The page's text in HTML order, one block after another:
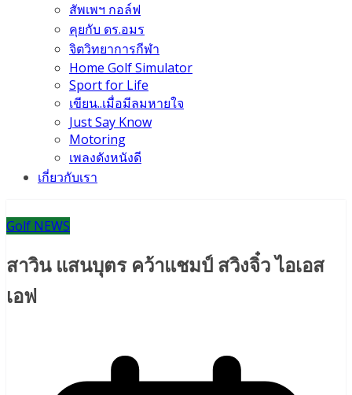
สัพเพฯ กอล์ฟ
คุยกับ ดร.อมร
จิตวิทยาการกีฬา
Home Golf Simulator
Sport for Life
เขียน..เมื่อมีลมหายใจ
Just Say Know
Motoring
เพลงดังหนังดี
เกี่ยวกับเรา
Golf NEWS
สาวิน แสนบุตร คว้าแชมป์ สวิงจิ๋ว ไอเอส
เอฟ